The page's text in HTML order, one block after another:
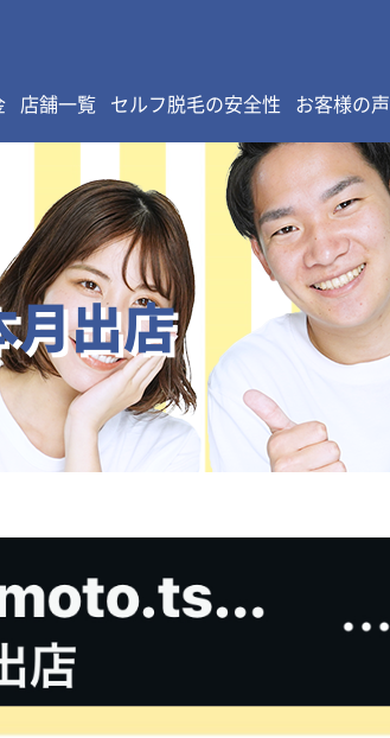
店舗一覧 セルフ脱毛の安全性 お客様の声
出店